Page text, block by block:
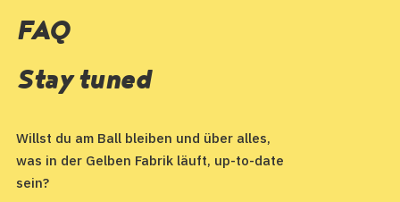
FAQ
Stay tuned
Willst du am Ball bleiben und über alles,
was in der Gelben Fabrik läuft, up-to-date
sein?